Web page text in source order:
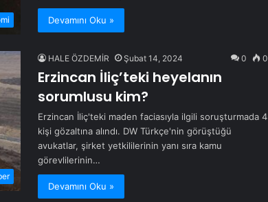
Devamını Oku »
HALE ÖZDEMİR Şubat 14, 2024 0 0
Erzincan İliç’teki heyelanın
sorumlusu kim?
Erzincan İliç'teki maden faciasıyla ilgili soruşturmada 4
kişi gözaltına alındı. DW Türkçe'nin görüştüğü
avukatlar, şirket yetkililerinin yanı sıra kamu
görevlilerinin…
Devamını Oku »